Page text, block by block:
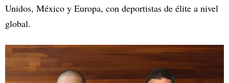
Unidos, México y Europa, con deportistas de élite a nivel
global.